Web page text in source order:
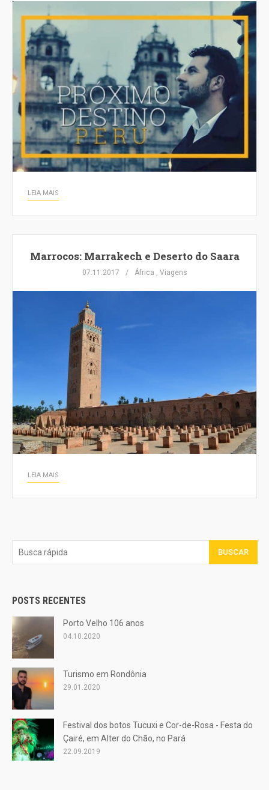
LEIA MAIS
Marrocos: Marrakech e Deserto do Saara
07.11.2017 África , Viagens
LEIA MAIS
BUSCAR
POSTS RECENTES
Porto Velho 106 anos
04.10.2020
Turismo em Rondônia
29.01.2020
Festival dos botos Tucuxi e Cor-de-Rosa - Festa do
Çairé, em Alter do Chão, no Pará
22.09.2019